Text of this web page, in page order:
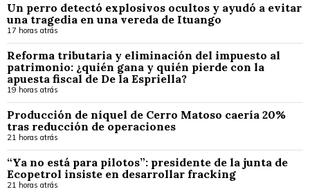
Un perro detectó explosivos ocultos y ayudó a evitar
una tragedia en una vereda de Ituango
17 horas atrás
Reforma tributaria y eliminación del impuesto al
patrimonio: ¿quién gana y quién pierde con la
apuesta fiscal de De la Espriella?
19 horas atrás
Producción de níquel de Cerro Matoso caería 20%
tras reducción de operaciones
21 horas atrás
“Ya no está para pilotos”: presidente de la junta de
Ecopetrol insiste en desarrollar fracking
21 horas atrás